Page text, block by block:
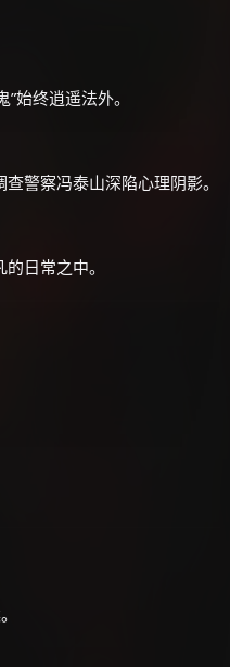
始终逍遥法外。
警察冯泰山深陷心理阴影。
日常之中。
？通过 Ko-fi 赐茶